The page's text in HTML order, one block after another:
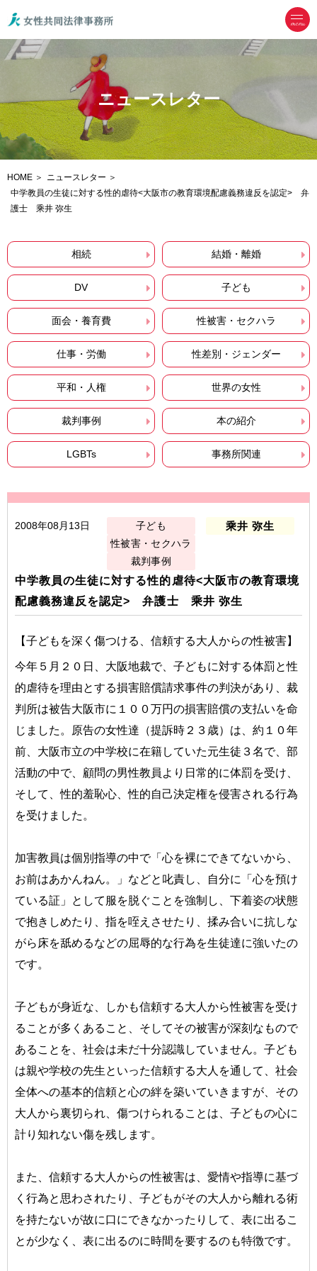
menu
ニュースレター
HOME
ニュースレター
中学教員の生徒に対する性的虐待<大阪市の教育環境配慮義務違反を認定> 弁
護士 乘井 弥生
相続 結婚・離婚
DV 子ども
面会・養育費 性被害・セクハラ
仕事・労働 性差別・ジェンダー
平和・人権 世界の女性
裁判事例 本の紹介
LGBTs 事務所関連
2008年08月13日
子ども
性被害・セクハラ
裁判事例
乘井 弥生
中学教員の生徒に対する性的虐待<大阪市の教育環境
配慮義務違反を認定> 弁護士 乘井 弥生
【子どもを深く傷つける、信頼する大人からの性被害】
今年５月２０日、大阪地裁で、子どもに対する体罰と性
的虐待を理由とする損害賠償請求事件の判決があり、裁
判所は被告大阪市に１００万円の損害賠償の支払いを命
じました。原告の女性達（提訴時２３歳）は、約１０年
前、大阪市立の中学校に在籍していた元生徒３名で、部
活動の中で、顧問の男性教員より日常的に体罰を受け、
そして、性的羞恥心、性的自己決定権を侵害される行為
を受けました。
加害教員は個別指導の中で「心を裸にできてないから、
お前はあかんねん。」などと叱責し、自分に「心を預け
ている証」として服を脱ぐことを強制し、下着姿の状態
で抱きしめたり、指を咥えさせたり、揉み合いに抗しな
がら床を舐めるなどの屈辱的な行為を生徒達に強いたの
です。
子どもが身近な、しかも信頼する大人から性被害を受け
ることが多くあること、そしてその被害が深刻なもので
あることを、社会は未だ十分認識していません。子ども
は親や学校の先生といった信頼する大人を通して、社会
全体への基本的信頼と心の絆を築いていきますが、その
大人から裏切られ、傷つけられることは、子どもの心に
計り知れない傷を残します。
また、信頼する大人からの性被害は、愛情や指導に基づ
く行為と思わされたり、子どもがその大人から離れる術
を持たないが故に口にできなかったりして、表に出るこ
とが少なく、表に出るのに時間を要するのも特徴です。